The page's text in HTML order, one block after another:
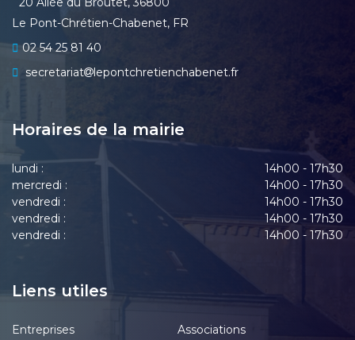
Le Pont-Chrétien-Chabenet, FR
02 54 25 81 40
secretariat
lepontchretienchabenet.fr
Horaires de la mairie
lundi :
14h00 - 17h30
mercredi :
14h00 - 17h30
vendredi :
14h00 - 17h30
vendredi :
14h00 - 17h30
vendredi :
14h00 - 17h30
Liens utiles
Entreprises Associations